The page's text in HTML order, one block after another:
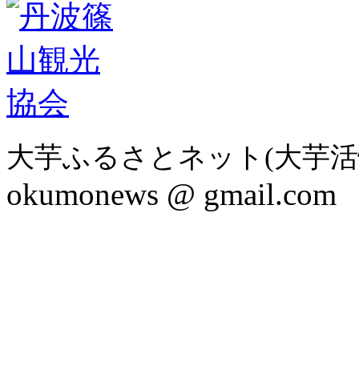
大芋ふるさとネット(大芋
okumonews @ gmail.com